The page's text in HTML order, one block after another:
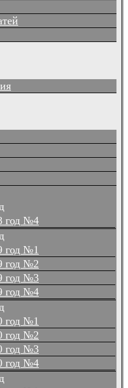
год №4
год №1
год №2
год №3
год №4
год №1
год №2
год №3
год №4